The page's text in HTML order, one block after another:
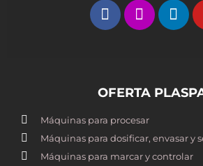
OFERTA
Máquinas para procesar
Máquinas para dosificar, envasar y
Máquinas para marcar y controlar